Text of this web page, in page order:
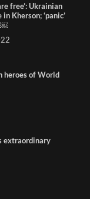
free’: Ukrainian
Kherson; ‘panic’
heroes of World
extraordinary